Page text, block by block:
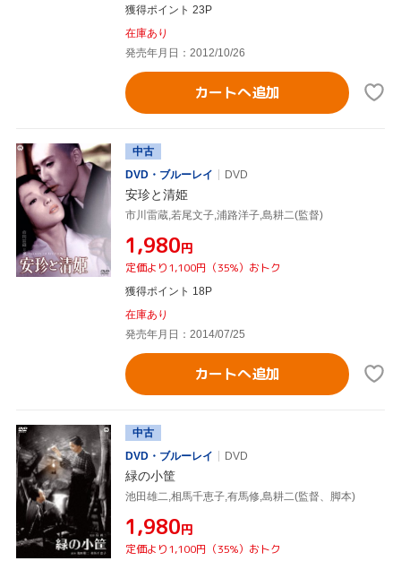
獲得ポイント 23P
在庫あり
発売年月日：2012/10/26
カートへ追加
中古
DVD・ブルーレイ
DVD
安珍と清姫
市川雷蔵,若尾文子,浦路洋子,島耕二(監督)
¥1,980円
定価より1,100円（35%）おトク
獲得ポイント 18P
在庫あり
発売年月日：2014/07/25
カートへ追加
中古
DVD・ブルーレイ
DVD
緑の小筐
池田雄二,相馬千恵子,有馬修,島耕二(監督、脚本)
¥1,980円
定価より1,100円（35%）おトク